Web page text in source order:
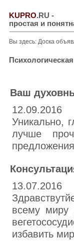
KUPRO.RU -
простая и
Вы здесь: Доска
Ваш
12.09.2016
Уникально,
лучше
13.07.2016
всему миру
избавить